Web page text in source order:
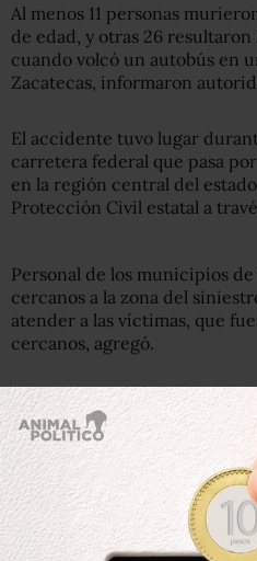
Al menos 11 personas
de edad, y otras 26
cuando volcó un autobús en
Zacatecas, informaron
El accidente tuvo lugar
carretera federal que pasa
en la región central del
Protección Civil estatal a
Personal de los municipios
cercanos a la zona del
atender a las víctimas, que
cercanos, agregó.
Las autoridades no
sobre las circunstancias del
Imágenes divulgadas por
vehículo volcado sobre la
mientras que personal de